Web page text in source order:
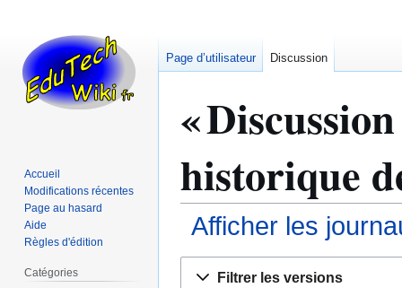
«
historique
Afficher les
Filtrer les versions
Page d’utilisateur Discussion
Accueil
Modifications récentes
Page au hasard
Aide
Règles d'édition
Catégories